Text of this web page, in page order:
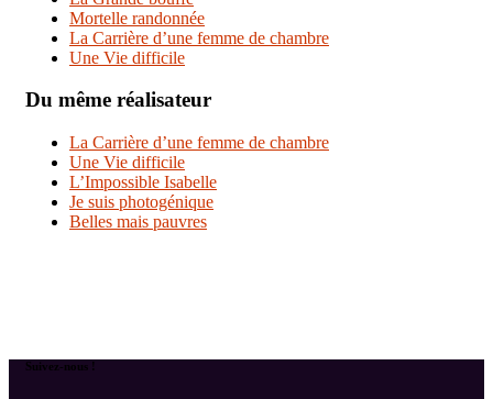
Mortelle randonnée
La Carrière d’une femme de chambre
Une Vie difficile
Du même réalisateur
La Carrière d’une femme de chambre
Une Vie difficile
L’Impossible Isabelle
Je suis photogénique
Belles mais pauvres
Suivez-nous !